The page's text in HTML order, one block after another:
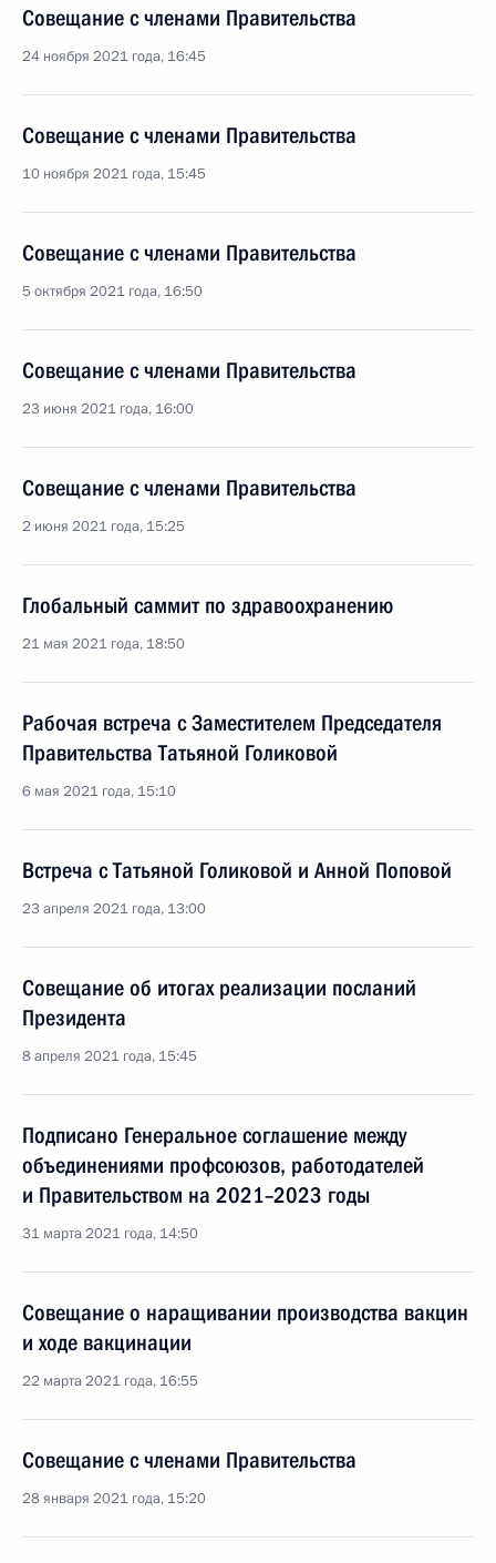
Совещание с членами Правительства
24 ноября 2021 года, 16:45
Совещание с членами Правительства
10 ноября 2021 года, 15:45
Совещание с членами Правительства
5 октября 2021 года, 16:50
Совещание с членами Правительства
23 июня 2021 года, 16:00
Совещание с членами Правительства
2 июня 2021 года, 15:25
Глобальный саммит по здравоохранению
21 мая 2021 года, 18:50
Рабочая встреча с Заместителем Председателя
Правительства Татьяной Голиковой
6 мая 2021 года, 15:10
Встреча с Татьяной Голиковой и Анной Поповой
23 апреля 2021 года, 13:00
Совещание об итогах реализации посланий
Президента
8 апреля 2021 года, 15:45
Подписано Генеральное соглашение между
объединениями профсоюзов, работодателей
и Правительством на 2021–2023 годы
31 марта 2021 года, 14:50
Совещание о наращивании производства вакцин
и ходе вакцинации
22 марта 2021 года, 16:55
Совещание с членами Правительства
28 января 2021 года, 15:20